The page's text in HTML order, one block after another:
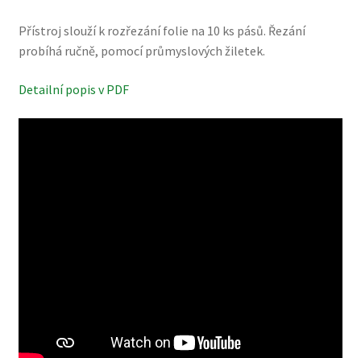
Přístroj slouží k rozřezání folie na 10 ks pásů. Řezání
probíhá ručně, pomocí průmyslových žiletek.
Detailní popis v PDF